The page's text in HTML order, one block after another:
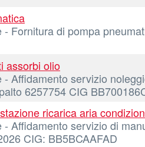
Fornitura di pompa
assorbi olio
Affidamento servizio
6257754 CIG
ricarica aria
Affidamento servizio di
CIG: BB5BCAAFAD